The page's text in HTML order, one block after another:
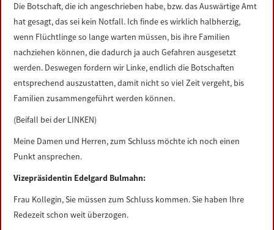
Die Botschaft, die ich angeschrieben habe, bzw. das Auswärtige Amt
hat gesagt, das sei kein Notfall. Ich finde es wirklich halbherzig,
wenn Flüchtlinge so lange warten müssen, bis ihre Familien
nachziehen können, die dadurch ja auch Gefahren ausgesetzt
werden. Deswegen fordern wir Linke, endlich die Botschaften
entsprechend auszustatten, damit nicht so viel Zeit vergeht, bis
Familien zusammengeführt werden können.
(Beifall bei der LINKEN)
Meine Damen und Herren, zum Schluss möchte ich noch einen
Punkt ansprechen.
Vizepräsidentin Edelgard Bulmahn:
Frau Kollegin, Sie müssen zum Schluss kommen. Sie haben Ihre
Redezeit schon weit überzogen.